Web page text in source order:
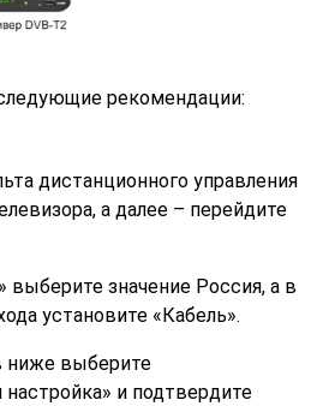
рекомендации:
дистанционного управления
а далее – перейдите
выберите значение Россия, а в
установите «Кабель».
ниже выберите
и подтвердите